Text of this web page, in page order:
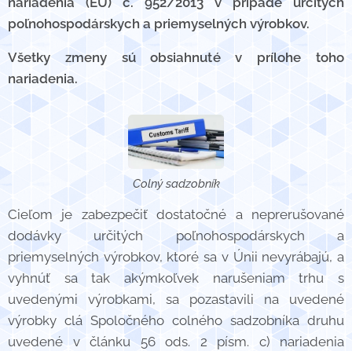
poľnohospodárskych a priemyselných výrobkov.
Všetky zmeny sú obsiahnuté v prílohe toho
nariadenia.
Colný sadzobník
Cieľom je zabezpečiť dostatočné a neprerušované
dodávky určitých poľnohospodárskych a
priemyselných výrobkov, ktoré sa v Únii nevyrábajú, a
vyhnúť sa tak akýmkoľvek narušeniam trhu s
uvedenými výrobkami, sa pozastavili na uvedené
výrobky clá Spoločného colného sadzobníka druhu
uvedené v článku 56 ods. 2 písm. c) nariadenia